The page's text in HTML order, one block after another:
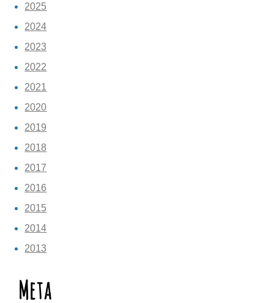
2025
2024
2023
2022
2021
2020
2019
2018
2017
2016
2015
2014
2013
Meta